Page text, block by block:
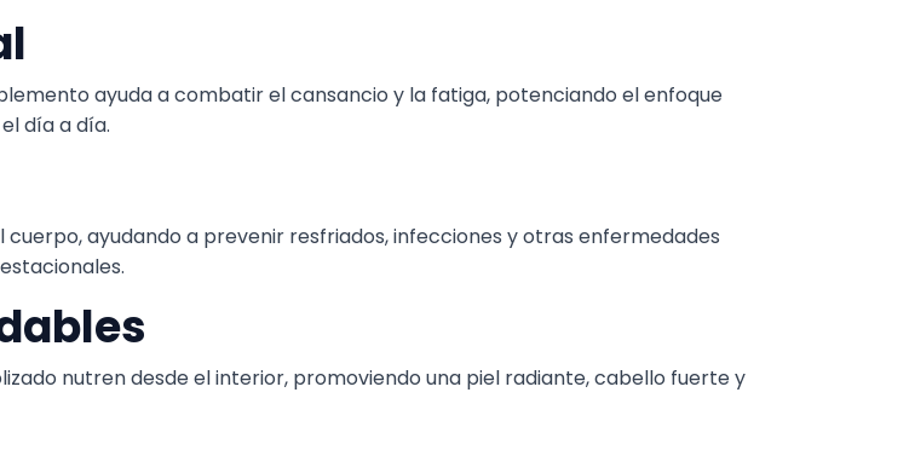
ayuda a combatir el cansancio y la fatiga, potenciando el enfoque
día a día.
ayudando a prevenir resfriados, infecciones y otras enfermedades
nutren desde el interior, promoviendo una piel radiante, cabello fuerte y